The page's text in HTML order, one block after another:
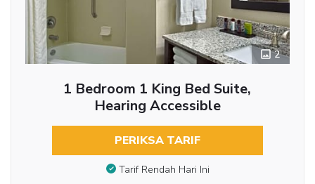
2
1 Bedroom 1 King Bed Suite,
Hearing Accessible
PERIKSA TARIF
Tarif Rendah Hari Ini